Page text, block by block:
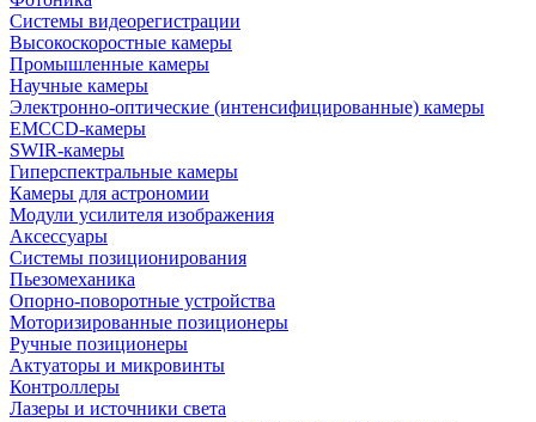
Cистемы видеорегистрации
Высокоскоростные камеры
Промышленные камеры
Научные камеры
Электронно-оптические (интенсифицированные) камеры
EMCCD-камеры
SWIR-камеры
Гиперспектральные камеры
Камеры для астрономии
Модули усилителя изображения
Аксессуары
Системы позиционирования
Пьезомеханика
Опорно-поворотные устройства
Моторизированные позиционеры
Ручные позиционеры
Актуаторы и микровинты
Контроллеры
Лазеры и источники света